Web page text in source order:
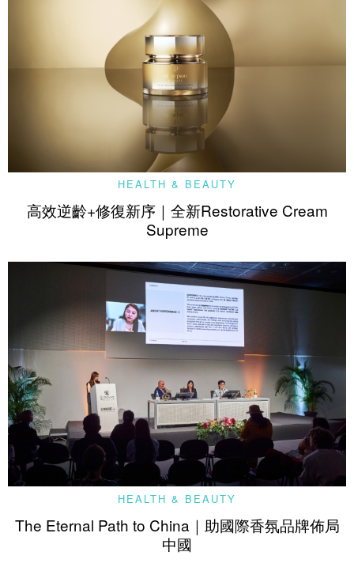
HEALTH & BEAUTY
高效逆齡+修復新序｜全新Restorative Cream
Supreme
HEALTH & BEAUTY
The Eternal Path to China｜助國際香氛品牌佈局
中國